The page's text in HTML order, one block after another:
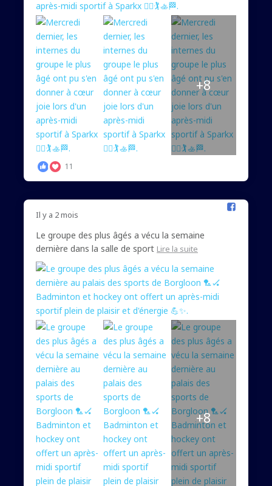
+8
11
Il y a 2 mois
Le groupe des plus âgés a vécu la semaine
dernière dans la salle de sport Lire la suite
+8